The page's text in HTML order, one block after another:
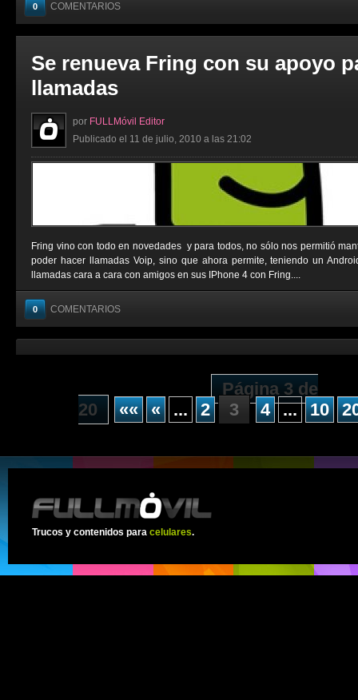
0 COMENTARIOS
Se renueva Fring con su apoyo
llamadas
por FULLMóvil Editor
Publicado el 11 de julio, 2010 a las 21:02
Fring vino con todo en novedades y para todos, no sólo nos permitió
poder hacer llamadas Voip, sino que ahora permite, teniendo un
llamadas cara a cara con amigos en sus IPhone 4 con Fring....
0 COMENTARIOS
Página 3 de
20
«« « ... 2 3 4 ... 10
Trucos y contenidos para celulares.